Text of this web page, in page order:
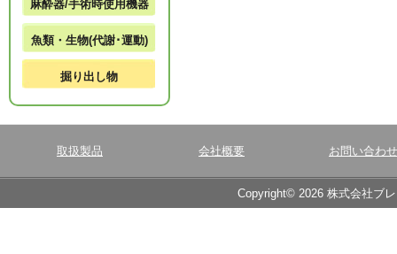
麻酔器/手術時使用機器
魚類・生物(代謝･運動)
掘り出し物
取扱製品 会社概要 お問い合わせ
Copyright© 2026 株式会社ブ